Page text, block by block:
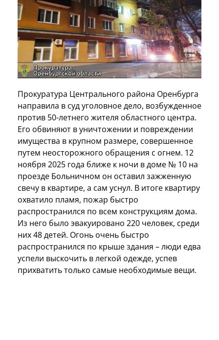
Прокуратура Центрального района Оренбурга
направила в суд уголовное дело, возбужденное
против 50-летнего жителя областного центра.
Его обвиняют в уничтожении и повреждении
имущества в крупном размере, совершенное
путем неосторожного обращения с огнем. 12
ноября 2025 года ближе к ночи в доме № 10 на
проезде Больничном он оставил зажженную
свечу в квартире, а сам уснул. В итоге квартиру
охватило пламя, пожар быстро
распространился по всем конструкциям дома.
Из него было эвакуировано 220 человек, среди
них 48 детей. Огонь очень быстро
распространился по крыше здания – люди едва
успели выскочить в легкой одежде, успев
прихватить только самые необходимые вещи.